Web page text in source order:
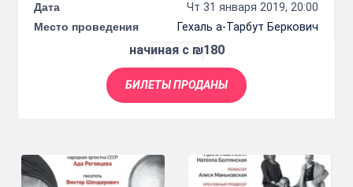
Дата
Чт 31 января 2019, 20:00
Место проведения
Гехаль а-Тарбут Беркович
начиная с ₪180
БИЛЕТЫ ПРОДАНЫ